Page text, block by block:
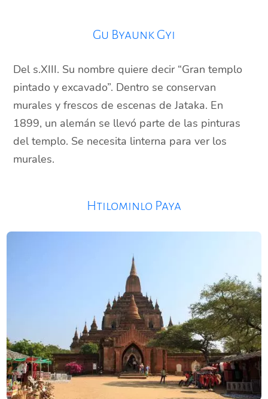
Gu Byaunk Gyi
Del s.XIII. Su nombre quiere decir “Gran templo
pintado y excavado”. Dentro se conservan
murales y frescos de escenas de Jataka. En
1899, un alemán se llevó parte de las pinturas
del templo. Se necesita linterna para ver los
murales.
Htilominlo Paya